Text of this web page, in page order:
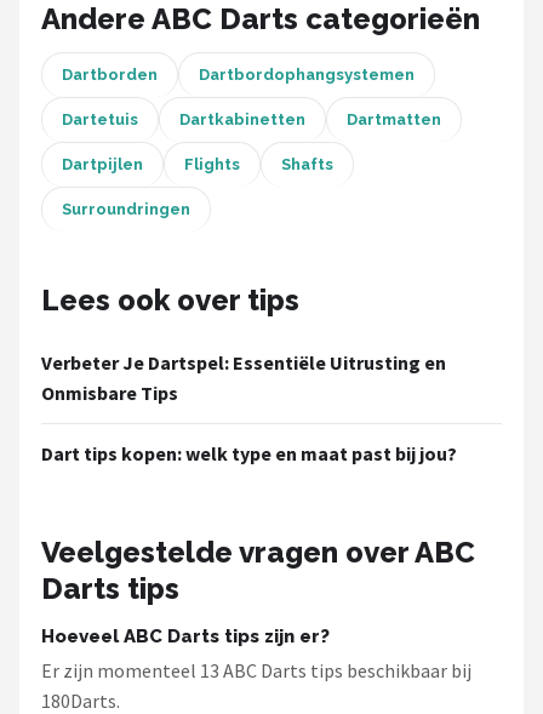
Red Dragon
Alle merken →
Andere ABC Darts categorieën
Dartborden Dartbordophangsystemen
Dartetuis Dartkabinetten Dartmatten
Dartpijlen Flights Shafts
Surroundringen
Lees ook over tips
Verbeter Je Dartspel: Essentiële Uitrusting en
Onmisbare Tips
Dart tips kopen: welk type en maat past bij jou?
Veelgestelde vragen over ABC
Darts tips
Hoeveel ABC Darts tips zijn er?
Er zijn momenteel 13 ABC Darts tips beschikbaar bij
180Darts.